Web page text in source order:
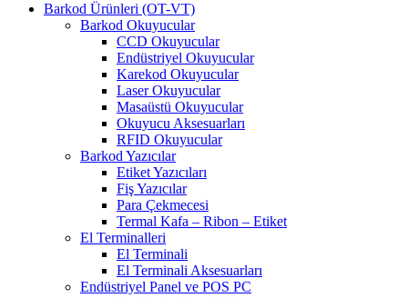
Barkod Ürünleri (OT-VT)
Barkod Okuyucular
CCD Okuyucular
Endüstriyel Okuyucular
Karekod Okuyucular
Laser Okuyucular
Masaüstü Okuyucular
Okuyucu Aksesuarları
RFID Okuyucular
Barkod Yazıcılar
Etiket Yazıcıları
Fiş Yazıcılar
Para Çekmecesi
Termal Kafa – Ribon – Etiket
El Terminalleri
El Terminali
El Terminali Aksesuarları
Endüstriyel Panel ve POS PC